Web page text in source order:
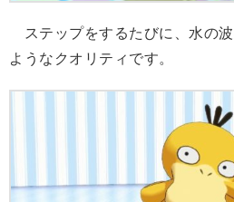
ステップをするたびに、水の
ようなクオリティです。